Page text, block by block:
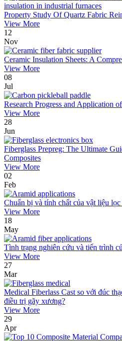
Property Study Of Quartz Fabric
View More
12
Nov
Ceramic Insulation Sheets: A
View More
08
Jul
Research Progress and Application
View More
28
Jun
Fiberglass Prepreg: The Ultimate
Composites
View More
02
Feb
Chuẩn bị và tính chất của vật liệu
View More
18
May
Tình trạng nghiên cứu và tiến trình
View More
27
Mar
Medical Fiberlass Cast so với đúc
điều trị gãy xương?
View More
29
Apr